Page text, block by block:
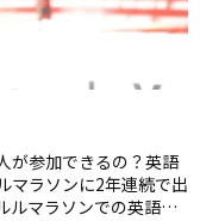
が参加できるの？英語
マラソンに2年連続で出
ルマラソンでの英語体